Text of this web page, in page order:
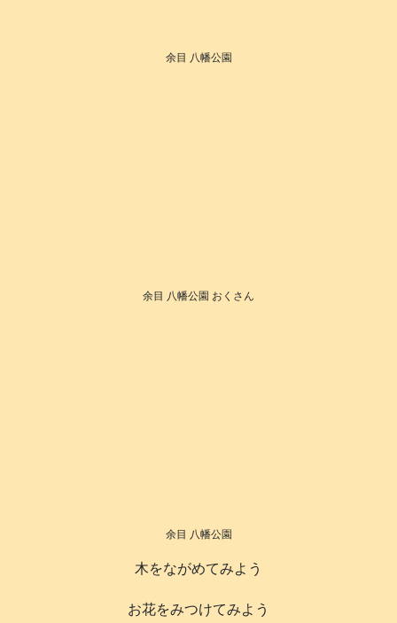
余目 八幡公園
余目 八幡公園 おくさん
余目 八幡公園
木をながめてみよう
お花をみつけてみよう